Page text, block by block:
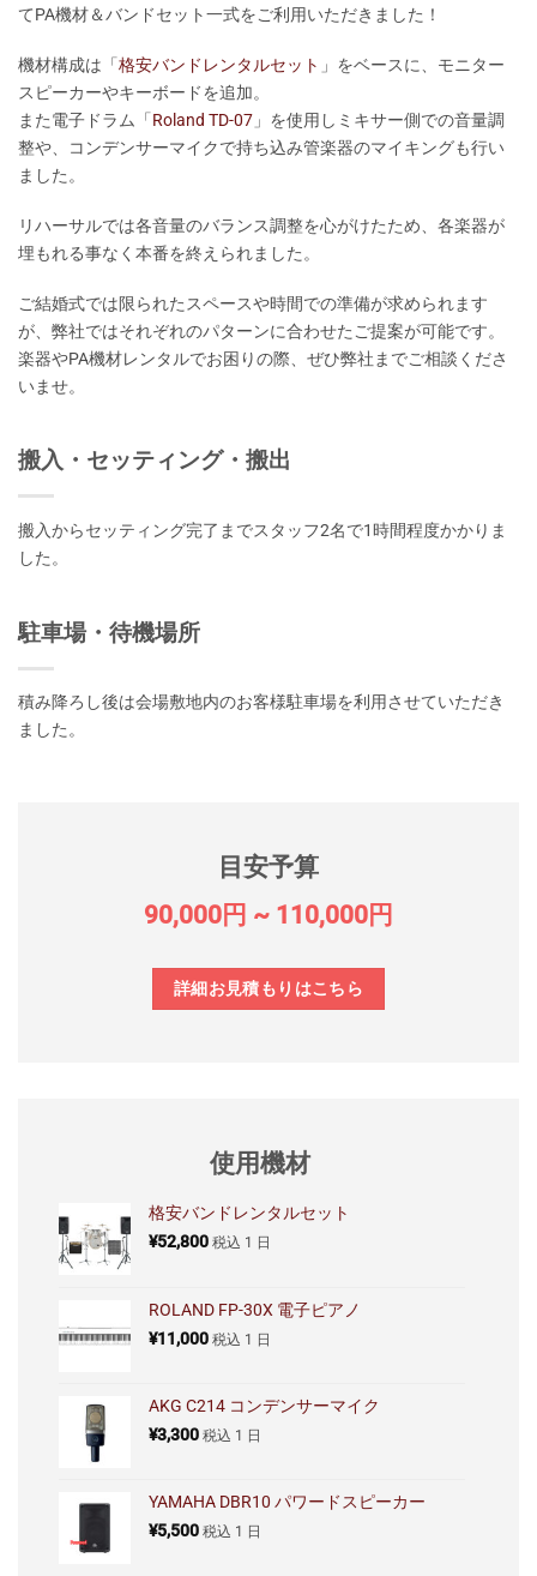
てPA機材＆バンドセット一式をご利用いただきました！
機材構成は「 格安バンドレンタルセット 」をベースに、モニター
スピーカーやキーボードを追加。
また電子ドラム「 Roland TD-07 」を使用しミキサー側での音量調
整や、コンデンサーマイクで持ち込み管楽器のマイキングも行い
ました。
リハーサルでは各音量のバランス調整を心がけたため、各楽器が
埋もれる事なく本番を終えられました。
ご結婚式では限られたスペースや時間での準備が求められます
が、弊社ではそれぞれのパターンに合わせたご提案が可能です。
楽器やPA機材レンタルでお困りの際、ぜひ弊社までご相談くださ
いませ。
搬入・セッティング・搬出
搬入からセッティング完了までスタッフ2名で1時間程度かかりま
した。
駐車場・待機場所
積み降ろし後は会場敷地内のお客様駐車場を利用させていただき
ました。
目安予算
90,000円 ~ 11 0,000円
詳細お見積もりはこちら
使用機材
格安バンドレンタルセット
¥52,800 税込 1 日
ROLAND FP-30X 電子ピアノ
¥11,000 税込 1 日
AKG C214 コンデンサーマイク
¥3,300 税込 1 日
YAMAHA DBR10 パワードスピーカー
¥5,500 税込 1 日